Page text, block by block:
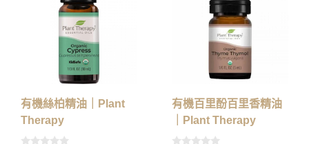
有機絲柏精油｜Plant
Therapy
有機百里酚百里香精油
｜Plant Therapy